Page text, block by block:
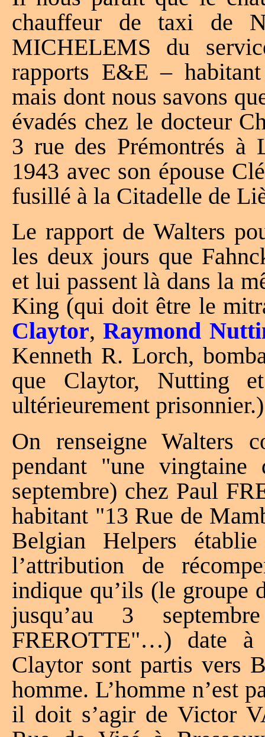
chauffeur de taxi de
MICHELEMS du
rapports E&E –
mais dont nous savons
évadés chez le docteur
3 rue des Prémontrés à
1943 avec son épouse
fusillé à la Citadelle de
Le rapport de Walters
les deux jours que
et lui passent là dans la
King (qui doit être le
Claytor,Raymond
Kenneth R. Lorch,
que Claytor, Nutting
ultérieurement prisonnier.)
On renseigne Walters
pendant "une
septembre) chez Paul
habitant "13 Rue de
Belgian Helpers
l’attribution de
indique qu’ils (le groupe
jusqu’au 3
FREROTTE"…) date à
Claytor sont partis vers
homme. L’homme n’est
il doit s’agir de Victor